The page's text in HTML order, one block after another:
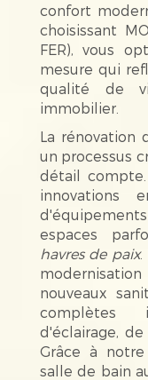
confort
choisissant
FER), vous
mesure qui
qualité de
immobilier.
La rénovation
un processus
détail
innovations
espaces
havres de paix.
nouveaux
complètes
d'éclairage,
Grâce à
salle de bain